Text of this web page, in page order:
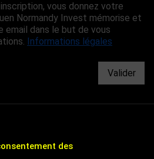
des
vous donnez votre
Normandy Invest mémorise et
email dans le but de vous
Informations légales
Valider